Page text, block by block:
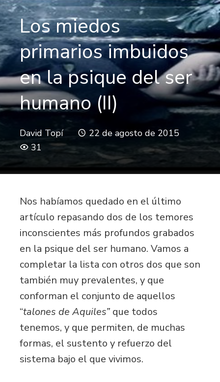
Los miedos
primarios imbuidos
en la psique del ser
humano (II)
David Topí
22 de agosto de 2015
31
Nos habíamos quedado en el último
artículo repasando dos de los temores
inconscientes más profundos grabados
en la psique del ser humano. Vamos a
completar la lista con otros dos que son
también muy prevalentes, y que
conforman el conjunto de aquellos
“talones de Aquiles” que todos
tenemos, y que permiten, de muchas
formas, el sustento y refuerzo del
sistema bajo el que vivimos.